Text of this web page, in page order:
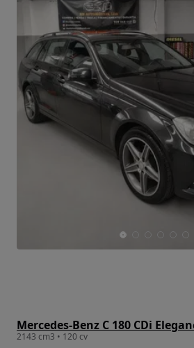
Mercedes-Benz C 180 CDi
2143 cm3 • 120 cv